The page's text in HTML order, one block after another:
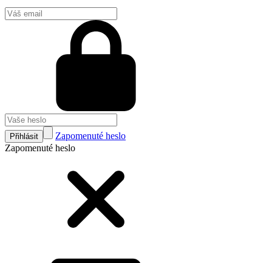
Přihlásit
Zapomenuté heslo
Zapomenuté heslo